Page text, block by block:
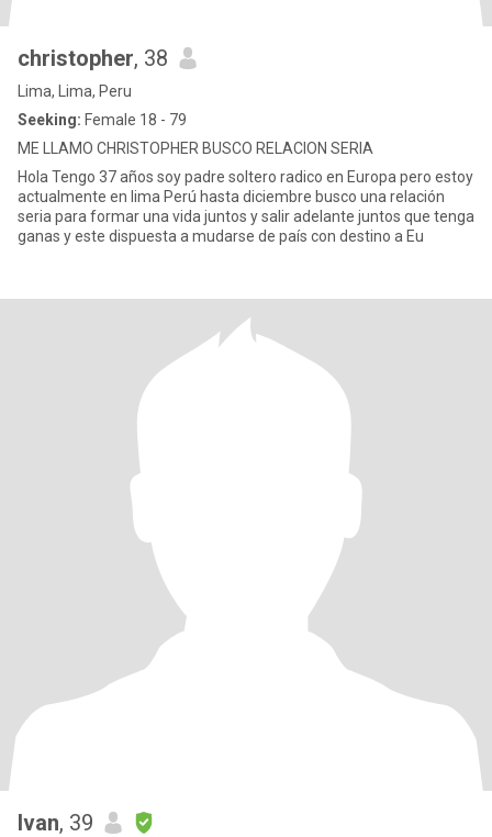
christopher, 38
Lima, Lima, Peru
Seeking: Female 18 - 79
ME LLAMO CHRISTOPHER BUSCO RELACION SERIA
Hola Tengo 37 años soy padre soltero radico en Europa pero estoy
actualmente en lima Perú hasta diciembre busco una relación
seria para formar una vida juntos y salir adelante juntos que tenga
ganas y este dispuesta a mudarse de país con destino a Eu
Ivan, 39